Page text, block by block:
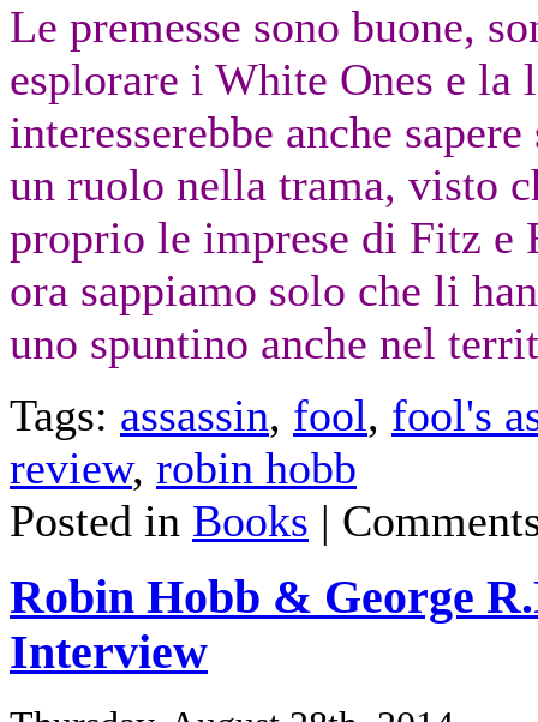
Le premesse sono buone,
esplorare i White Ones e
interesserebbe anche
un ruolo nella trama, visto
proprio le imprese di Fitz e
ora sappiamo solo che li
uno spuntino anche nel
Tags: assassin, fool, fool's
review, robin hobb
Posted in Books |
Robin Hobb & George
Interview